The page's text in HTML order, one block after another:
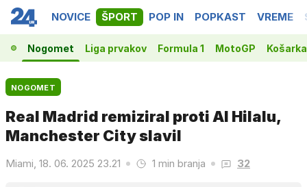
NOVICE ŠPORT POP IN POPKAST VREME
Nogomet Liga prvakov Formula 1 MotoGP Košarka
NOGOMET
Real Madrid remiziral proti Al Hilalu,
Manchester City slavil
Miami, 18. 06. 2025 23.21 1 min branja 32